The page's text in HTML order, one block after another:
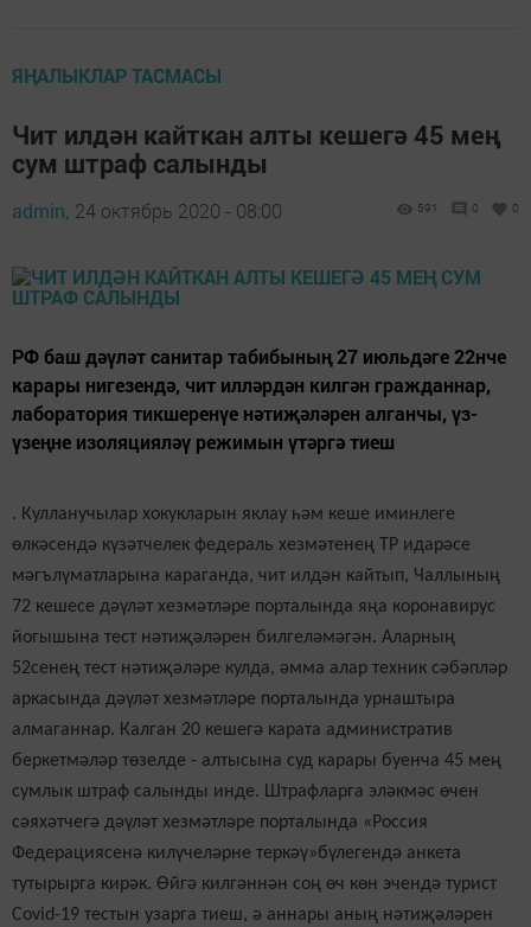
ЯҢАЛЫКЛАР ТАСМАСЫ
Чит илдән кайткан алты кешегә 45 мең
сум штраф салынды
admin, 24 октябрь 2020 - 08:00 591 0 0
РФ баш дәүләт санитар табибының 27 июльдәге 22нче
карары нигезендә, чит илләрдән килгән гражданнар,
лаборатория тикшеренүе нәтиҗәләрен алганчы, үз-
үзеңне изоляцияләү режимын үтәргә тиеш
. Кулланучылар хокукларын яклау һәм кеше иминлеге
өлкәсендә күзәтчелек федераль хезмәтенең ТР идарәсе
мәгълүматларына караганда, чит илдән кайтып, Чаллының
72 кешесе дәүләт хезмәтләре порталында яңа коронавирус
йогышына тест нәтиҗәләрен билгеләмәгән. Аларның
52сенең тест нәтиҗәләре кулда, әмма алар техник сәбәпләр
аркасында дәүләт хезмәтләре порталында урнаштыра
алмаганнар. Калган 20 кешегә карата административ
беркетмәләр төзелде - алтысына суд карары буенча 45 мең
сумлык штраф салынды инде. Штрафларга эләкмәс өчен
сәяхәтчегә дәүләт хезмәтләре порталында «Россия
Федерациясенә килүчеләрне теркәү»бүлегендә анкета
тутырырга кирәк. Өйгә килгәннән соң өч көн эчендә турист
Covid-19 тестын узарга тиеш, ә аннары аның нәтиҗәләрен